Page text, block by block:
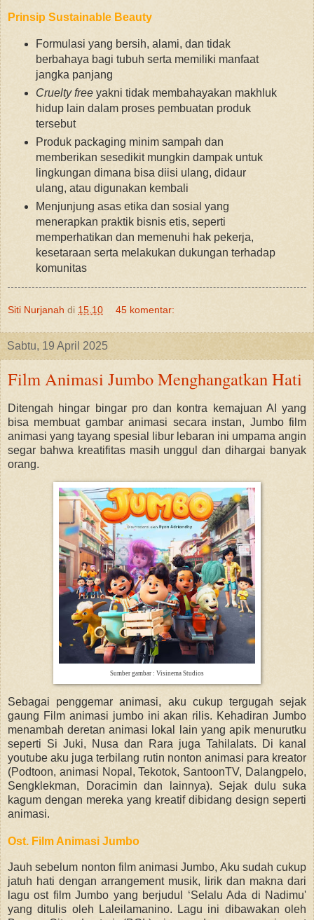
Prinsip Sustainable Beauty
Formulasi yang bersih, alami, dan tidak
berbahaya bagi tubuh serta memiliki manfaat
jangka panjang
Cruelty free yakni tidak membahayakan makhluk
hidup lain dalam proses pembuatan produk
tersebut
Produk packaging minim sampah dan
memberikan sesedikit mungkin dampak untuk
lingkungan dimana bisa diisi ulang, didaur
ulang, atau digunakan kembali
Menjunjung asas etika dan sosial yang
menerapkan praktik bisnis etis, seperti
memperhatikan dan memenuhi hak pekerja,
kesetaraan serta melakukan dukungan terhadap
komunitas
Siti Nurjanah di 15.10 45 komentar:
Sabtu, 19 April 2025
Film Animasi Jumbo Menghangatkan Hati
Ditengah hingar bingar pro dan kontra kemajuan AI yang
bisa membuat gambar animasi secara instan, Jumbo film
animasi yang tayang spesial libur lebaran ini umpama angin
segar bahwa kreatifitas masih unggul dan dihargai banyak
orang.
Sumber gambar : Visinema Studios
Sebagai penggemar animasi, aku cukup tergugah sejak
gaung Film animasi jumbo ini akan rilis. Kehadiran Jumbo
menambah deretan animasi lokal lain yang apik menurutku
seperti Si Juki, Nusa dan Rara juga Tahilalats. Di kanal
youtube aku juga terbilang rutin nonton animasi para kreator
(Podtoon, animasi Nopal, Tekotok, SantoonTV, Dalangpelo,
Sengklekman, Doracimin dan lainnya). Sejak dulu suka
kagum dengan mereka yang kreatif dibidang design seperti
animasi.
Ost. Film Animasi Jumbo
Jauh sebelum nonton film animasi Jumbo, Aku sudah cukup
jatuh hati dengan arrangement musik, lirik dan makna dari
lagu ost film Jumbo yang berjudul ‘Selalu Ada di Nadimu'
yang ditulis oleh Laleilamanino. Lagu ini dibawakan oleh